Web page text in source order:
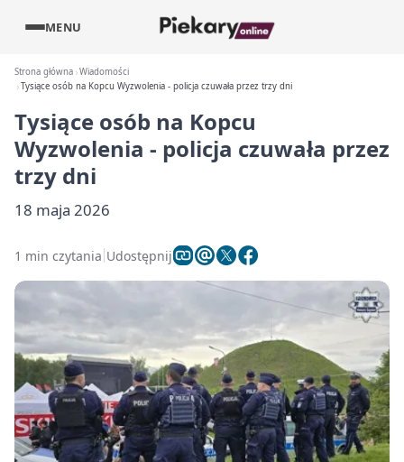
MENU
Strona główna Wiadomości
Tysiące osób na Kopcu Wyzwolenia - policja czuwała przez trzy dni
Tysiące osób na Kopcu
Wyzwolenia - policja czuwała przez
trzy dni
18 maja 2026
1 min czytania Udostępnij